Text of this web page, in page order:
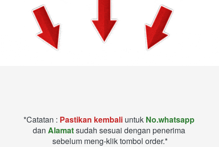
*Catatan : Pastikan kembali untuk
No.whatsapp
dan Alamat sudah sesuai dengan penerima
sebelum meng-klik tombol order.*